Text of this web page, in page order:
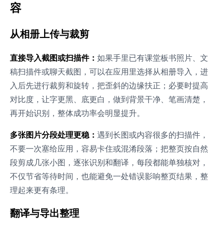
容
从相册上传与裁剪
直接导入截图或扫描件： 如果手里已有课堂板书照片、文
稿扫描件或聊天截图，可以在应用里选择从相册导入，进
入后先进行裁剪和旋转，把歪斜的边缘扶正；必要时提高
对比度，让字更黑、底更白，做到背景干净、笔画清楚，
再开始识别，整体成功率会明显提升。
多张图片分段处理更稳： 遇到长图或内容很多的扫描件，
不要一次塞给应用，容易卡住或混淆段落；把整页按自然
段剪成几张小图，逐张识别和翻译，每段都能单独核对，
不仅节省等待时间，也能避免一处错误影响整页结果，整
理起来更有条理。
翻译与导出整理